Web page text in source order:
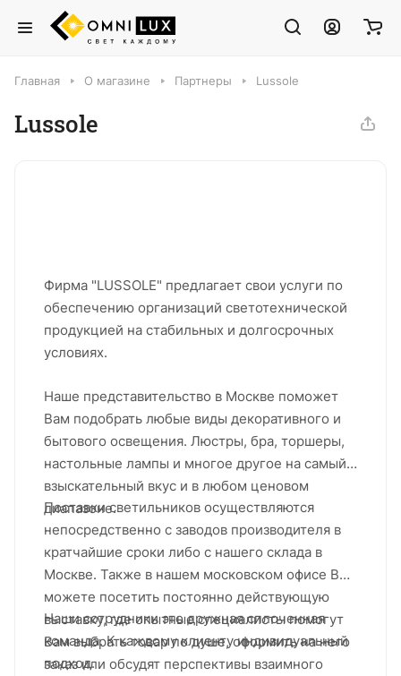
Главная О магазине Партнеры Lussole
Lussole
Фирма "LUSSOLE" предлагает свои услуги по
обеспечению организаций светотехнической
продукцией на стабильных и долгосрочных
условиях.
Наше представительство в Москве поможет
Вам подобрать любые виды декоративного и
бытового освещения. Люстры, бра, торшеры,
настольные лампы и многое другое на самый
взыскательный вкус и в любом ценовом
диапазоне.
Поставки светильников осуществляются
непосредственно с заводов производителя в
кратчайшие сроки либо с нашего склада в
Москве. Также в нашем московском офисе Вы
можете посетить постоянно действующую
выставку, где опытные специалисты помогут
Вам выбрать товар по душе, оформить на него
заказ или обсудят перспективы взаимного
Наши сотрудники это дружная сплоченная
команда. К каждому клиенту индивидуальный
подход.